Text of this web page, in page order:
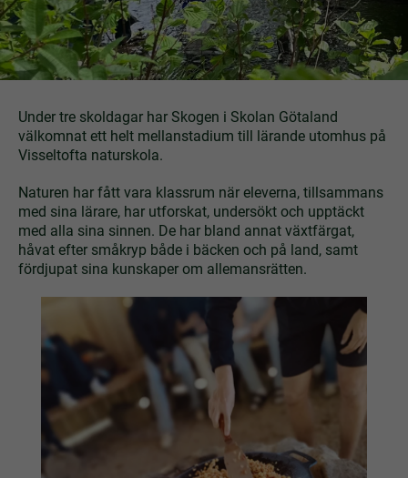
Under tre skoldagar har Skogen i Skolan Götaland
välkomnat ett helt mellanstadium till lärande utomhus på
Visseltofta naturskola.
Naturen har fått vara klassrum när eleverna, tillsammans
med sina lärare, har utforskat, undersökt och upptäckt
med alla sina sinnen. De har bland annat växtfärgat,
håvat efter småkryp både i bäcken och på land, samt
fördjupat sina kunskaper om allemansrätten.